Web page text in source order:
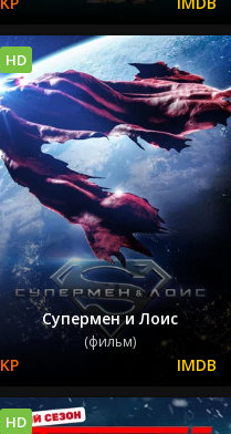
Супермен и Лоис
(фильм)
HD
HD